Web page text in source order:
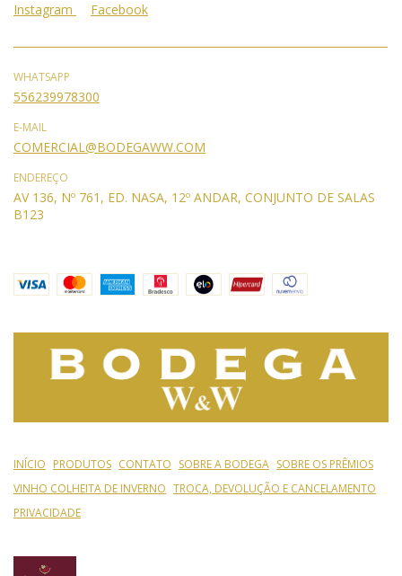
Instagram Facebook
WHATSAPP
556239978300
E-MAIL
COMERCIAL@BODEGAWW.COM
ENDEREÇO
AV 136, Nº 761, ED. NASA, 12º ANDAR, CONJUNTO DE SALAS
B123
INÍCIO PRODUTOS CONTATO SOBRE A BODEGA SOBRE OS PRÊMIOS
VINHO COLHEITA DE INVERNO TROCA, DEVOLUÇÃO E CANCELAMENTO
PRIVACIDADE